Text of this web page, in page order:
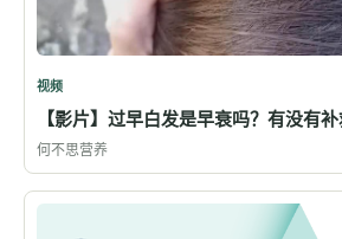
视频
【影片】过早白发是早衰吗？有没有补
何不思营养